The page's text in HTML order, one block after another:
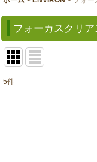
フォーカスクリ
5件